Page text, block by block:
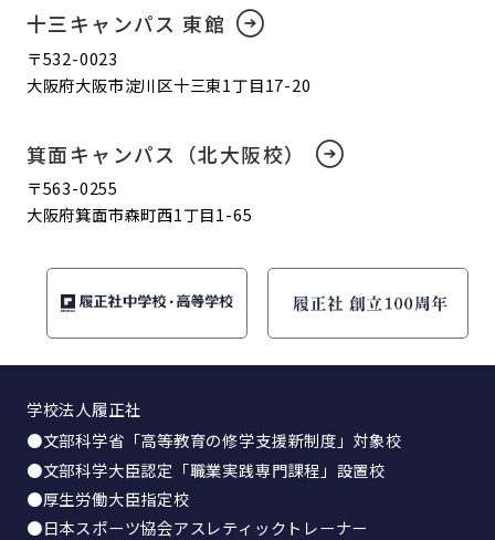
十三キャンパス 東館
〒532-0023
大阪府大阪市淀川区十三東1丁目17-20
箕面キャンパス（北大阪校）
〒563-0255
大阪府箕面市森町西1丁目1-65
学校法人履正社
●文部科学省「高等教育の修学支援新制度」対象校
●文部科学大臣認定「職業実践専門課程」設置校
●厚生労働大臣指定校
●日本スポーツ協会アスレティックトレーナー